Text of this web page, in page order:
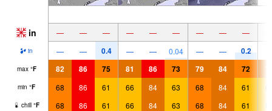
in — — — — — — — — —
in — — 0.4 — — 0.04 — — 0.2
max °F 82 86 75 81 86 73 79 84 72
min °F 68 86 61 66 84 63 68 84 61
chill °F 68 86 61 66 84 63 68 84 61